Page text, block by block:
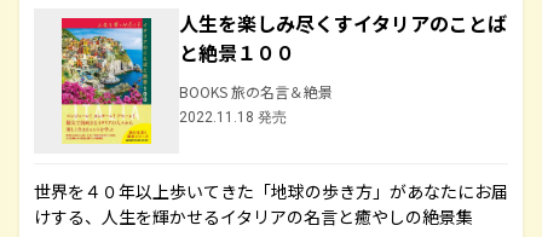
人生を楽しみ尽くすイタリアのことば
と絶景１００
BOOKS 旅の名言＆絶景
2022.11.18 発売
世界を４０年以上歩いてきた「地球の歩き方」があなたにお届
けする、人生を輝かせるイタリアの名言と癒やしの絶景集